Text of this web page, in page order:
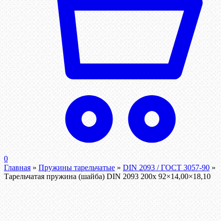
0
Главная » Пружины тарельчатые » DIN 2093 / ГОСТ 3057-90 »
Тарельчатая пружина (шайба) DIN 2093 200x 92×14,00×18,10